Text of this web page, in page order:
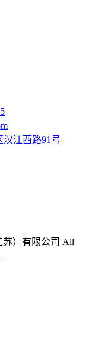
江西路91号
苏）有限公司 All